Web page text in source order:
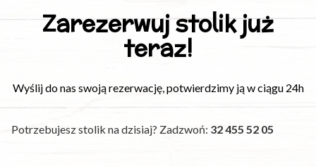
Zarezerwuj stolik już
teraz!
Wyślij do nas swoją rezerwację, potwierdzimy ją w ciągu 24h
Potrzebujesz stolik na dzisiaj? Zadzwoń: 32 455 52 05